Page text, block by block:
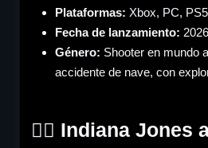
Plataformas: Xbox, PC, PS5
Fecha de lanzamiento: 2026
Género: Shooter en mundo
accidente de nave, con
🕵️‍♂️ Indiana Jones